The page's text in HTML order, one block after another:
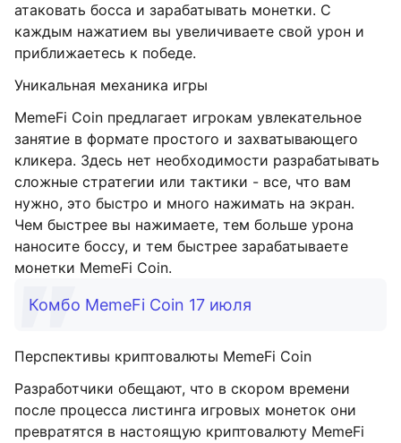
атаковать босса и зарабатывать монетки. С
каждым нажатием вы увеличиваете свой урон и
приближаетесь к победе.
Уникальная механика игры
MemeFi Coin предлагает игрокам увлекательное
занятие в формате простого и захватывающего
кликера. Здесь нет необходимости разрабатывать
сложные стратегии или тактики - все, что вам
нужно, это быстро и много нажимать на экран.
Чем быстрее вы нажимаете, тем больше урона
наносите боссу, и тем быстрее зарабатываете
монетки MemeFi Coin.
Комбо MemeFi Coin 17 июля
Перспективы криптовалюты MemeFi Coin
Разработчики обещают, что в скором времени
после процесса листинга игровых монеток они
превратятся в настоящую криптовалюту MemeFi